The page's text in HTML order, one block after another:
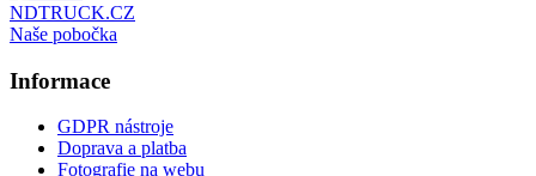
NDTRUCK.CZ
Naše pobočka
Informace
GDPR nástroje
Doprava a platba
Fotografie na webu